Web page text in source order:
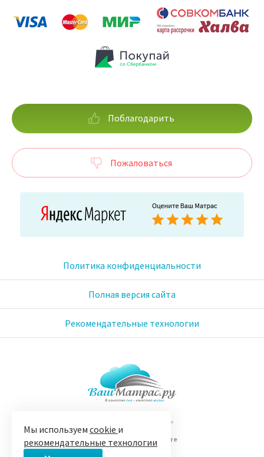
© 2005-2026 «Ваш матрас»
14 лет на Яндекс.Маркете
Политика конфиденциальности
Полная версия сайта
Рекомендательные технологии
Поблагодарить
Пожаловаться
Мы используем cookie и
рекомендательные технологии